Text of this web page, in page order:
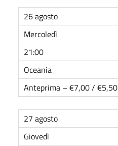
26 agosto
Mercoledì
21:00
Oceania
Anteprima – €7,00 / €5,50
27 agosto
Giovedì